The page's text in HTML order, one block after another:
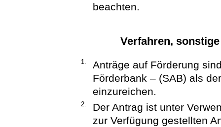
beachten.
Verfahren,
1.
Anträge auf Förderung
Förderbank – (SAB) als
einzureichen.
2.
Der Antrag ist unter
zur Verfügung gestellten